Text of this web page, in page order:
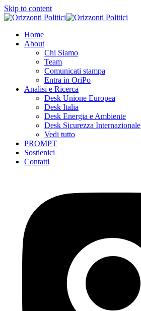
Skip to content
Home
About
Chi Siamo
Team
Comunicati stampa
Entra in OriPo
Analisi e Ricerca
Desk Unione Europea
Desk Italia
Desk Energia e Ambiente
Desk Sicurezza Internazionale
Vedi tutto
PROMPT
Sostienici
Contatti